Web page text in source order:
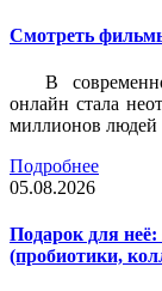
Смотреть
В
онлайн стала
миллионов людей
Подробнее
05.08.2026
Подарок для неё:
(пробиотики,